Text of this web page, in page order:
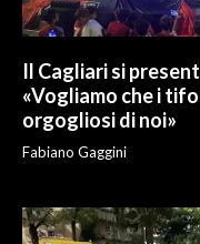
Il Cagliari si
«Vogliamo che i
orgogliosi di noi»
Fabiano Gaggini